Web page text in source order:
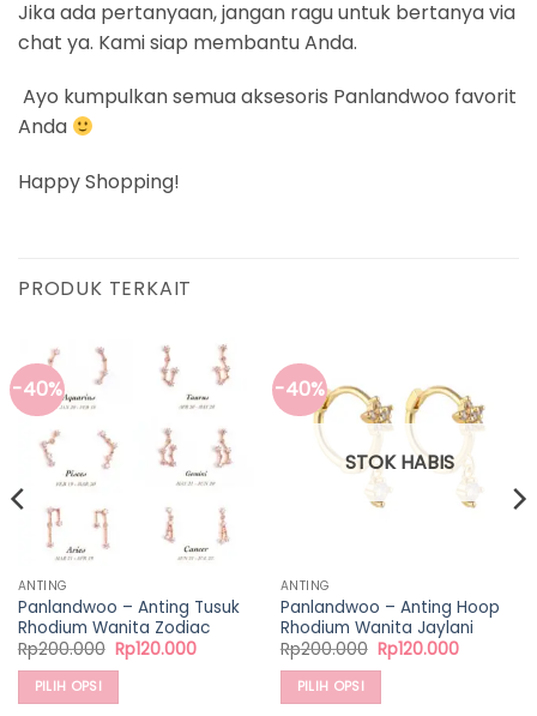
Jika ada pertanyaan, jangan ragu untuk bertanya via
chat ya. Kami siap membantu Anda.
Ayo kumpulkan semua aksesoris Panlandwoo favorit
Anda
Happy Shopping!
PRODUK TERKAIT
-40%
ANTING
Panlandwoo – Anting Tusuk
Rhodium Wanita Zodiac
Rp200.000 Harga
aslinya
Rp120.000Harga
PILIH OPSI
-40%
STOK HABIS
ANTING
Panlandwoo – Anting Hoop
Rhodium Wanita Jaylani
Rp200.000 Harga
aslinya
Rp120.000Harga
PILIH OPSI